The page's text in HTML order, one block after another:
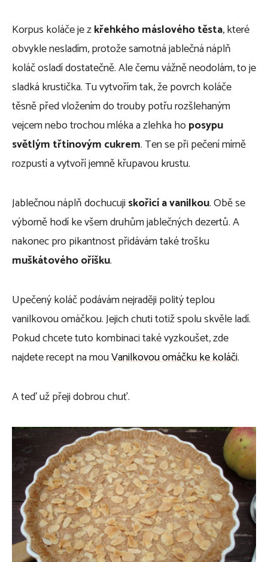
Korpus koláče je zkřehkého máslového těsta, které
obvykle nesladím, protože samotná jablečná náplň
koláč osladí dostatečně. Ale čemu vážně neodolám, to je
sladká krustička. Tu vytvořím tak, že povrch koláče
těsně před vložením do trouby potřu rozšlehaným
vejcem nebo trochou mléka a zlehka ho posypu
světlým třtinovým cukrem. Ten se při pečení mírně
rozpustí a vytvoří jemně křupavou krustu.
Jablečnou náplň dochucujiskořicí a vanilkou. Obě se
výborně hodí ke všem druhům jablečných dezertů. A
nakonec pro pikantnost přidávám také trošku
muškátového oříšku.
Upečený koláč podávám nejraději politý teplou
vanilkovou omáčkou. Jejich chuti totiž spolu skvěle ladí.
Pokud chcete tuto kombinaci také vyzkoušet, zde
najdete recept na mouVanilkovou omáčku ke koláči.
A teď už přeji dobrou chuť.